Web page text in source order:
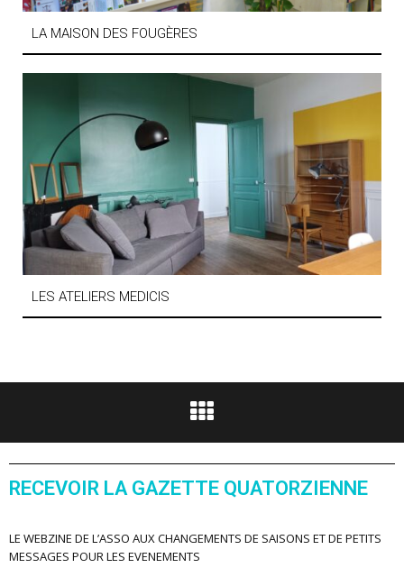
LA MAISON DES FOUGÈRES
LES ATELIERS MEDICIS
RECEVOIR LA GAZETTE QUATORZIENNE
LE WEBZINE DE L’ASSO AUX CHANGEMENTS DE SAISONS ET DE PETITS
MESSAGES POUR LES EVENEMENTS